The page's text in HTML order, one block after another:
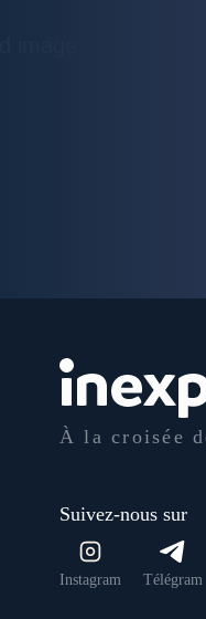
À la croisée
Suivez-nous sur
Instagram Télégram